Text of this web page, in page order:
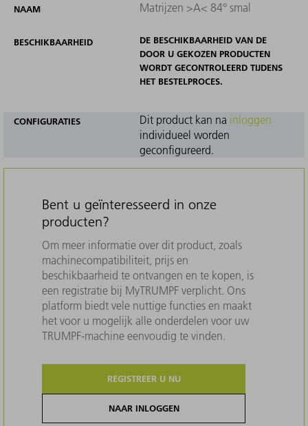
NAAM Matrijzen >A< 84° smal
BESCHIKBAARHEID
DE BESCHIKBAARHEID VAN DE
DOOR U GEKOZEN PRODUCTEN
WORDT GECONTROLEERD TIJDENS
HET BESTELPROCES.
CONFIGURATIES Dit product kan na inloggen
individueel worden
geconfigureerd.
Bent u geïnteresseerd in onze
producten?
Om meer informatie over dit product, zoals
machinecompatibiliteit, prijs en
beschikbaarheid te ontvangen en te kopen, is
een registratie bij MyTRUMPF verplicht. Ons
platform biedt vele nuttige functies en maakt
het voor u mogelijk alle onderdelen voor uw
TRUMPF-machine eenvoudig te vinden.
REGISTREER U NU
NAAR INLOGGEN